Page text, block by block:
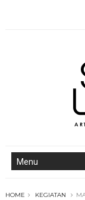
HOME KEGIATAN